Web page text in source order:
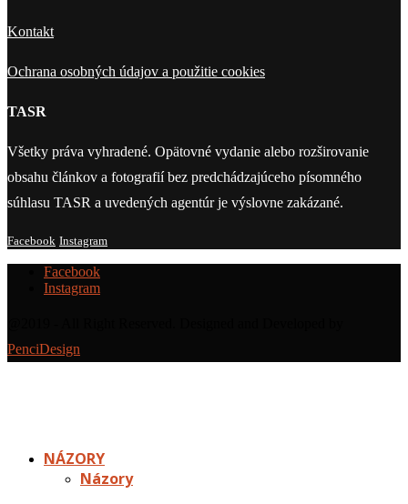
Kontakt
Ochrana osobných údajov a použitie cookies
TASR
Všetky práva vyhradené. Opätovné vydanie alebo rozširovanie
obsahu článkov a fotografií bez predchádzajúceho písomného
súhlasu TASR a uvedených agentúr je výslovne zakázané.
Facebook Instagram
Facebook
Instagram
PenciDesign
NÁZORY
Názory